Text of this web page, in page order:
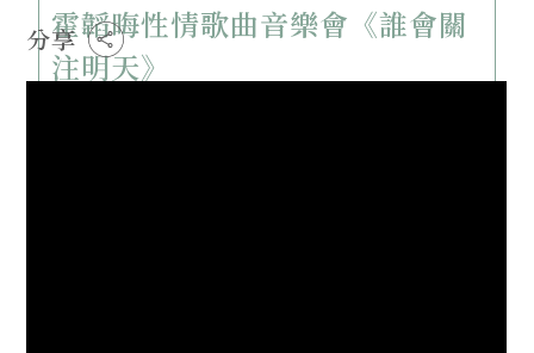
霍韜晦性情歌曲音樂會《誰會關
注明天》
分享